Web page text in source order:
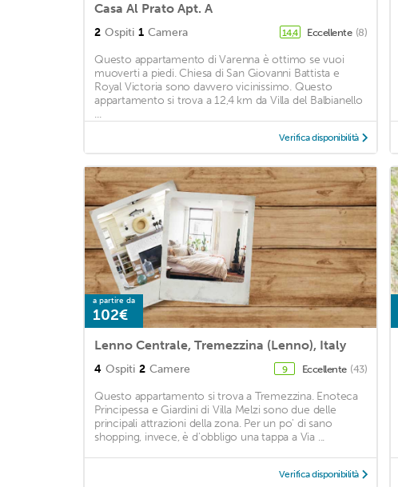
Casa Al Prato Apt. A
2 Ospiti 1 Camera 14,4 Eccellente (8)
Questo appartamento di Varenna è ottimo se vuoi
muoverti a piedi. Chiesa di San Giovanni Battista e
Royal Victoria sono davvero vicinissimo. Questo
appartamento si trova a 12,4 km da Villa del Balbianello
...
Verifica disponibilità
a partire da
102€
Lenno Centrale, Tremezzina (Lenno), Italy
4 Ospiti 2 Camere 9 Eccellente (43)
Questo appartamento si trova a Tremezzina. Enoteca
Principessa e Giardini di Villa Melzi sono due delle
principali attrazioni della zona. Per un po' di sano
shopping, invece, è d'obbligo una tappa a Via ...
Verifica disponibilità